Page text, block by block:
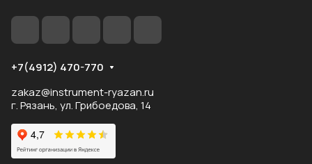
+7(4912) 470-770
zakaz@instrument-ryazan.ru
г. Рязань, ул. Грибоедова, 14